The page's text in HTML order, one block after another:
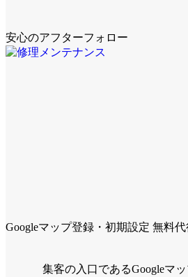
安心のアフターフォロー
Googleマップ登録・初期設定 無料
集客の入口であるGoogleマ